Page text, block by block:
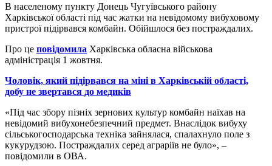
В населеному пункту Донець Чугуївського району
Харківської області під час жатки на невідомому вибуховому
пристрої підірвався комбайн. Обійшлося без постраждалих.
Про це повідомила Харківська обласна військова
адміністрація 1 жовтня.
Чоловік, який підірвався на міні в Харківській області,
добу не звертався до медиків
«Під час збору пізніх зернових культур комбайн наїхав на
невідомий вибухонебезпечний предмет. Внаслідок вибуху
сільськогосподарська техніка зайнялася, спалахнуло поле з
кукурудзою. Постраждалих серед аграріїв не було», –
повідомили в ОВА.